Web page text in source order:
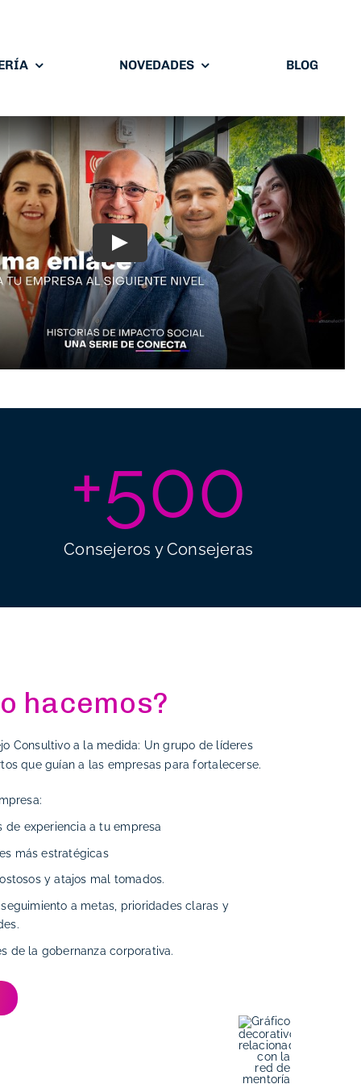
NOVEDADES BLOG
Play
+500
Consejeros y Consejeras
hacemos?
Consultivo a la medida: Un grupo de líderes
que guían a las empresas para fortalecerse.
de experiencia a tu empresa
más estratégicas
y atajos mal tomados.
a metas, prioridades claras y
de la gobernanza corporativa.